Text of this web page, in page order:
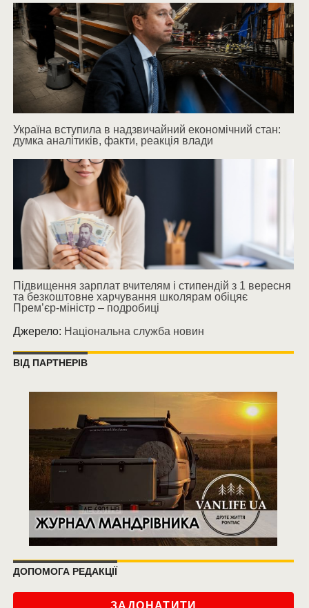
Україна вступила в надзвичайний економічний стан:
думка аналітиків, факти, реакція влади
Підвищення зарплат вчителям і стипендій з 1 вересня
та безкоштовне харчування школярам обіцяє
Прем’єр-міністр – подробиці
Джерело: Національна служба новин
ВІД ПАРТНЕРІВ
ДОПОМОГА РЕДАКЦІЇ